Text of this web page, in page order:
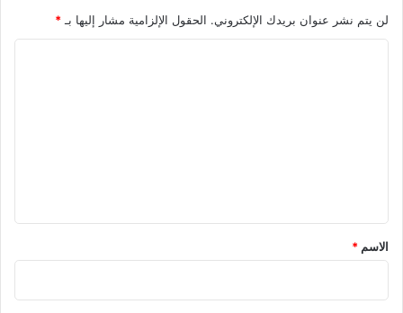
لن يتم نشر عنوان بريدك الإلكتروني. الحقول الإلزامية مشار إليها بـ *
*
الاسم *